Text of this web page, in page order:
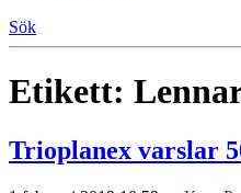
Sök
Etikett:
Trioplanex varslar